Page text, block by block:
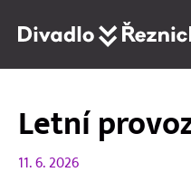
Program
Repertoár
Letní
11. 6. 2026